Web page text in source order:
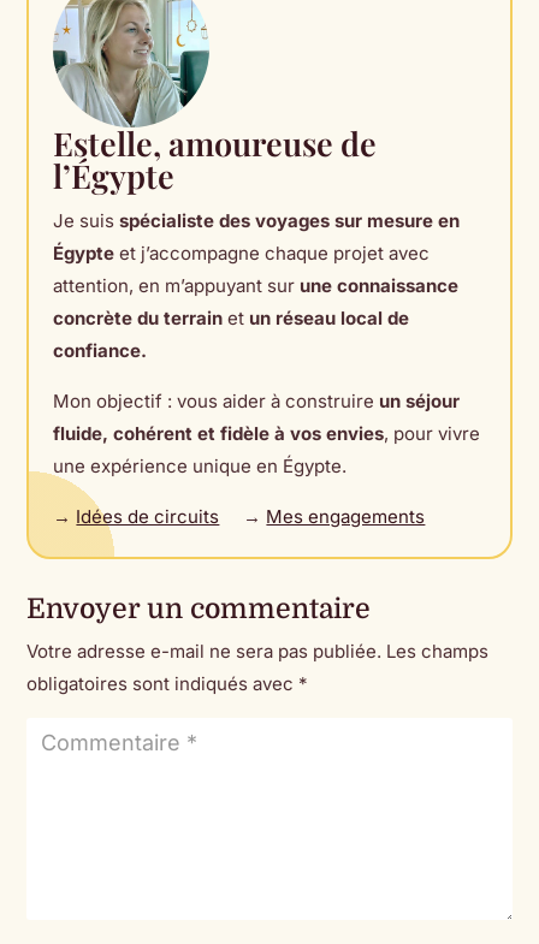
Estelle, amoureuse de
l’Égypte
Je suisspécialiste des voyages sur mesure en
Égypte et j’accompagne chaque projet avec
attention, en m’appuyant sur une connaissance
concrète du terrain et un réseau local de
confiance.
Mon objectif : vous aider à construire un séjour
fluide, cohérent et fidèle à vos envies, pour vivre
une expérience unique en Égypte.
→ Idées de circuits → Mes engagements
Envoyer un commentaire
Votre adresse e-mail ne sera pas publiée. Les champs
obligatoires sont indiqués avec *